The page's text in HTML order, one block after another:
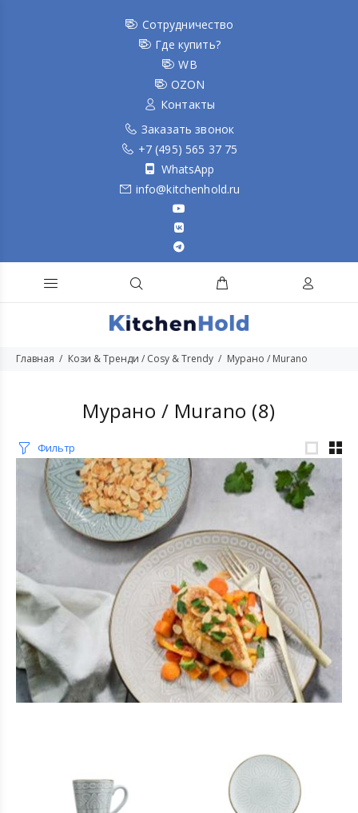
Сотрудничество
Где купить?
WB
OZON
Контакты
Заказать звонок
+7 (495) 565 37 75
WhatsApp
info@kitchenhold.ru
Главная Кози & Тренди / Cosy & Trendy Мурано / Murano
Мурано / Murano (8)
Фильтр